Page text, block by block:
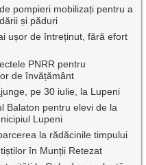
pompieri mobilizați pentru a
și păduri
ușor de întreținut, fără efort
PNRR pentru
de învățământ
pe 30 iulie, la Lupeni
Balaton pentru elevi de la
Lupeni
la rădăcinile timpului
în Munții Retezat